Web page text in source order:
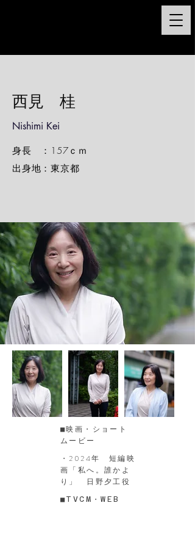
西見 桂
Nishimi Kei
身長 ：157ｃｍ
出身地：東京都
■映画・ショート
ムービー
​・2024年 短編映
画「私へ。誰かよ
り」 日野夕工役
■TVCM・WEB